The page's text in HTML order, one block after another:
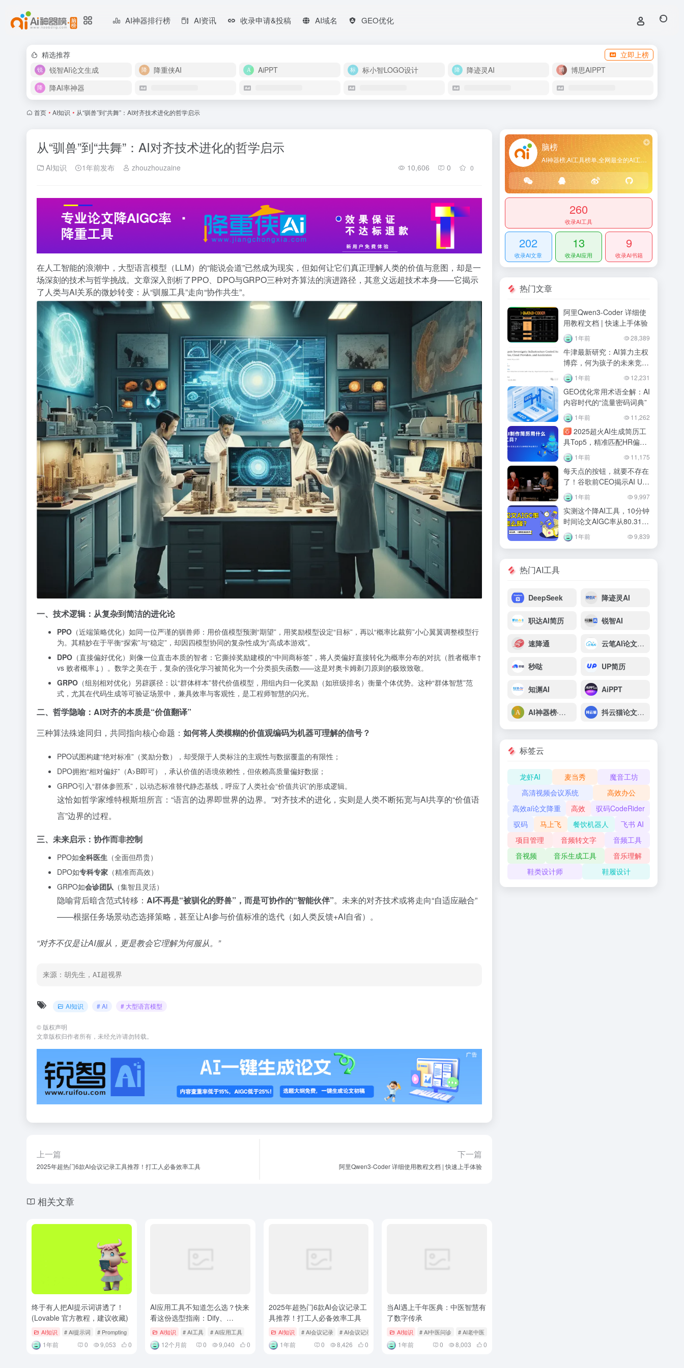
AI神器排行榜 AI资讯 收录申请&投稿 AI域名 GEO优化
精选推荐
立即上榜
锐智AI论文生成
降重侠AI AiPPT 标小智LOGO设计 降迹灵AI
博思AIPPT
降AI率神器
首页 • AI知识 • 从“驯兽”到“共舞”：AI对齐技术进化的哲学启示
从“驯兽”到“共舞”：AI对齐技术进化的哲学启示
AI知识 1年前发布 zhouzhouzaine 10,606 0 0
在人工智能的浪潮中， 大型语言模型 （LLM）的“能说会道”已然成为现实，但如何让它们真正理解人类的价值与意图，却是一
场深刻的技术与哲学挑战。文章深入剖析了PPO、DPO与GRPO三种对齐算法的演进路径，其意义远超技术本身——它揭示
了人类与AI关系的微妙转变：从“驯服工具”走向“协作共生”。
一、技术逻辑：从复杂到简洁的进化论
PPO （近端策略优化）如同一位严谨的驯兽师：用价值模型预测“期望”，用奖励模型设定“目标”，再以“概率比裁剪”小心翼翼调整模型行
为。其精妙在于平衡“探索”与“稳定”，却因四模型协同的复杂性成为“高成本游戏”。
DPO （直接偏好优化）则像一位直击本质的智者：它撕掉奖励建模的“中间商标签”，将人类偏好直接转化为概率分布的对抗（胜者概率↑
vs 败者概率↓）。数学之美在于，复杂的强化学习被简化为一个分类损失函数——这是对奥卡姆剃刀原则的极致致敬。
GRPO （组别相对优化）另辟蹊径：以“群体样本”替代价值模型，用组内归一化奖励（如班级排名）衡量个体优势。这种“群体智慧”范
式，尤其在代码生成等可验证场景中，兼具效率与客观性，是工程师智慧的闪光。
二、哲学隐喻：AI对齐的本质是“价值翻译”
三种算法殊途同归，共同指向核心命题： 如何将人类模糊的价值观编码为机器可理解的信号？
PPO试图构建“绝对标准”（奖励分数），却受限于人类标注的主观性与数据覆盖的有限性；
DPO拥抱“相对偏好”（A>B即可），承认价值的语境依赖性，但依赖高质量偏好数据；
GRPO引入“群体参照系”，以动态标准替代静态基线，呼应了人类社会“价值共识”的形成逻辑。
这恰如哲学家维特根斯坦所言：“语言的边界即世界的边界。”对齐技术的进化，实则是人类不断拓宽与AI共享的“价值语
言”边界的过程。
三、未来启示：协作而非控制
PPO如全科医生 （全面但昂贵）
DPO如专科专家 （精准而高效）
GRPO如会诊团队 （集智且灵活）
隐喻背后暗含范式转移： AI不再是“被驯化的野兽”，而是可协作的“智能伙伴”。未来的对齐技术或将走向“自适应融合”
——根据任务场景动态选择策略，甚至让AI参与价值标准的迭代（如人类反馈+AI自省）。
“对齐不仅是让AI服从，更是教会它理解为何服从。”
来源：胡先生，AI超视界
AI知识 # AI # 大型语言模型
© 版权声明
文章版权归作者所有，未经允许请勿转载。
上一篇
2025年超热门6款AI会议记录工具推荐！打工人必备效率工具
下一篇
阿里Qwen3-Coder 详细使用教程文档 | 快速上手体验
相关文章
终于有人把AI提示词讲透了！
(Lovable 官方教程，建议收藏)
AI知识 # AI提示词 # Prompting
1年前 0 9,053 0
AI应用工具不知道怎么选？快来
看这份选型指南：Dify、
Coze、n8n、fastgpt、ragflow
AI知识 # AI工具 # AI应用工具
12个月前 0 9,040 0
2025年超热门6款AI会议记录工
具推荐！打工人必备效率工具
AI知识 # AI会议记录 # AI会议记录工具
1年前 0 8,426 0
当AI遇上千年医典：中医智慧有
了数字传承
AI知识 # AI中医问诊 # AI老中医
1年前 0 8,003 0
脑榜
AI神器榜,AI工具榜单,全网最全的AI工具导航网站
260
收录AI工具
202
收录AI文章
13
收录AI应用
9
收录AI书籍
热门文章
阿里Qwen3-Coder 详细使
用教程文档 | 快速上手体验
1年前 28,389
牛津最新研究：AI算力主权
博弈，何为孩子的未来竞争
力？1年前 12,231
GEO优化常用术语全解：AI
内容时代的“流量密码词典”
1年前 11,262
2025超火AI生成简历工
具Top5，精准匹配HR偏
好，拿offer快人一步！
1年前 11,175
每天点的按钮，就要不存在
了！谷歌前CEO揭示AI UI
的终极形态
1年前 9,997
实测这个降AI工具，10分钟
时间论文AIGC率从80.31%
降到12.66%！
1年前 9,839
热门AI工具
DeepSeek 降迹灵AI
职达AI简历 锐智AI
速降通 云笔AI论文写作
秒哒 UP简历
知渊AI AiPPT
AI神器榜·脑榜 抖云猫论文AI助手
标签云
龙虾AI 麦当秀
魔音工坊
高清视频会议系统
高效办公
高效ai论文降重
高效
驭码CodeRider
驭码
马上飞 餐饮机器人
飞书 AI
项目管理
音频转文字
音频工具
音视频
音乐生成工具
音乐理解
鞋类设计师
鞋履设计